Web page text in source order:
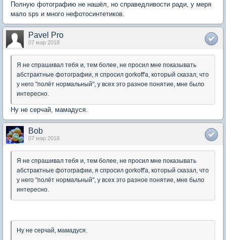
Полную фотографию не нашёл, но справедливости ради, у меря
мало sps и много нефотосинтетиков.
Pavel Pro
07 мар 2018
Я не спрашивал тебя и, тем более, не просил мне показывать
абстрактные фотографии, я спросил gorkoff'a, который сказал, что
у него "полёт нормальный", у всех это разное понятие, мне было
интересно.
Ну не серчай, мамадуся.
Bob
07 мар 2018
Я не спрашивал тебя и, тем более, не просил мне показывать
абстрактные фотографии, я спросил gorkoff'a, который сказал, что
у него "полёт нормальный", у всех это разное понятие, мне было
интересно.
Ну не серчай, мамадуся.